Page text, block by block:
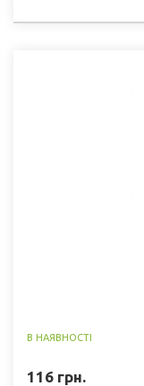
В НАЯВНОСТІ
116 грн.